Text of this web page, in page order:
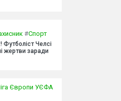
#Спорт
Челсі
жертви заради
Європи УЄФА